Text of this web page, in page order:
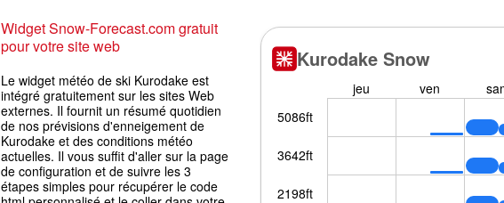
Widget Snow-Forecast.com gratuit
pour votre site web
Le widget météo de ski Kurodake est
intégré gratuitement sur les sites Web
externes. Il fournit un résumé quotidien
de nos prévisions d'enneigement de
Kurodake et des conditions météo
actuelles. Il vous suffit d'aller sur la page
de configuration et de suivre les 3
étapes simples pour récupérer le code